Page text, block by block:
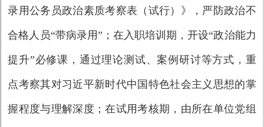
录用公务员政治素质考察表（试行）》，严防政治不
合格人员“带病录用”；在入职培训期，开设“政治能力
提升”必修课，通过理论测试、案例研讨等方式，重
点考察其对习近平新时代中国特色社会主义思想的掌
握程度与理解深度；在试用考核期，由所在单位党组